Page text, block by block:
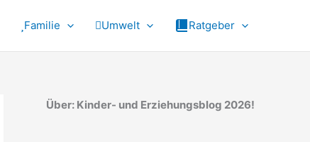
Familie Umwelt Ratgeber
Über: Kinder- und Erziehungsblog 2026!